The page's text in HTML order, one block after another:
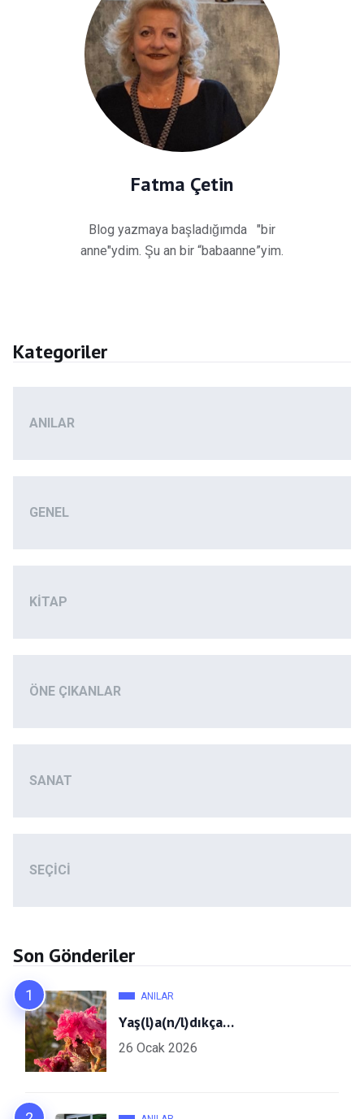
Fatma Çetin
Blog yazmaya başladığımda "bir
anne"ydim. Şu an bir “babaanne”yim.
Kategoriler
ANILAR
GENEL
KITAP
ÖNE ÇIKANLAR
SANAT
SEÇICI
Son Gönderiler
ANILAR
Yaş(l)a(n/l)dıkça…
26 Ocak 2026